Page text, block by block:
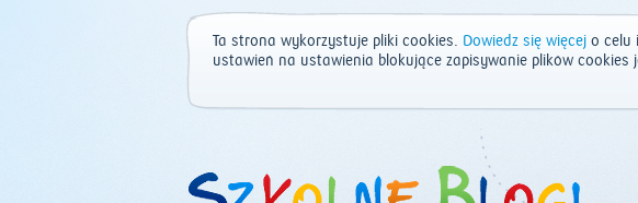
Ta strona wykorzystuje pliki cookies. Dowiedz się więcejo celu
ustawień na ustawienia blokujące zapisywanie plików